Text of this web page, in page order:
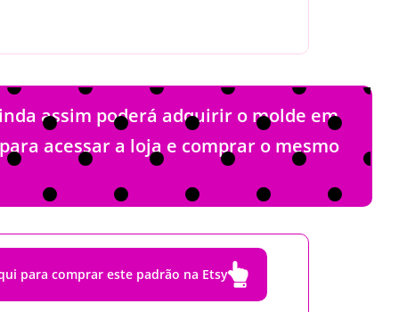
assim poderá adquirir o molde em
acessar a loja e comprar o mesmo
para comprar este padrão na Etsy